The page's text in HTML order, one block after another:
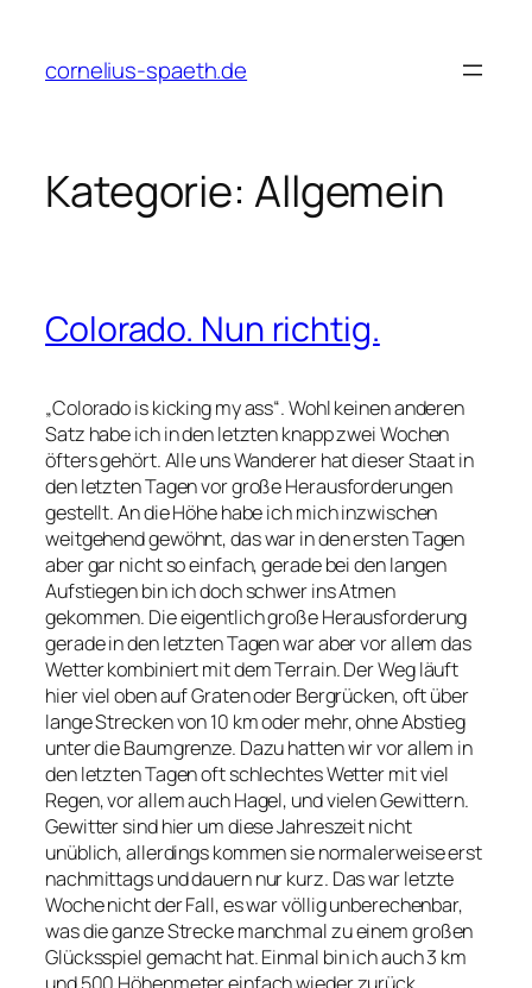
springen
cornelius-spaeth.de
Kategorie: Allgemein
Colorado. Nun richtig.
„Colorado is kicking my ass“. Wohl keinen anderen
Satz habe ich in den letzten knapp zwei Wochen
öfters gehört. Alle uns Wanderer hat dieser Staat in
den letzten Tagen vor große Herausforderungen
gestellt. An die Höhe habe ich mich inzwischen
weitgehend gewöhnt, das war in den ersten Tagen
aber gar nicht so einfach, gerade bei den langen
Aufstiegen bin ich doch schwer ins Atmen
gekommen. Die eigentlich große Herausforderung
gerade in den letzten Tagen war aber vor allem das
Wetter kombiniert mit dem Terrain. Der Weg läuft
hier viel oben auf Graten oder Bergrücken, oft über
lange Strecken von 10 km oder mehr, ohne Abstieg
unter die Baumgrenze. Dazu hatten wir vor allem in
den letzten Tagen oft schlechtes Wetter mit viel
Regen, vor allem auch Hagel, und vielen Gewittern.
Gewitter sind hier um diese Jahreszeit nicht
unüblich, allerdings kommen sie normalerweise erst
nachmittags und dauern nur kurz. Das war letzte
Woche nicht der Fall, es war völlig unberechenbar,
was die ganze Strecke manchmal zu einem großen
Glücksspiel gemacht hat. Einmal bin ich auch 3 km